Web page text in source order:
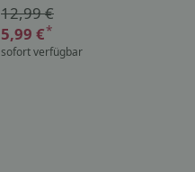
12,99 €
5,99 €*
sofort verfügbar